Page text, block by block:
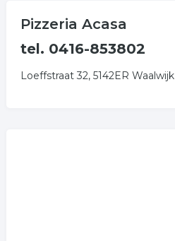
Pizzeria Acasa
tel. 0416-853802
Loeffstraat 32, 5142ER Waalwijk